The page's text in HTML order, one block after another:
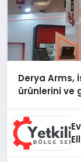
Derya Arms,
ürünlerini ve